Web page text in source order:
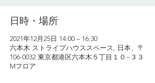
日時・場所
2021年12月25日 14:00 – 16:30
六本木 ストライプハウススペース, 日本、〒
106-0032 東京都港区六本木５丁目１０−３３
Mフロア